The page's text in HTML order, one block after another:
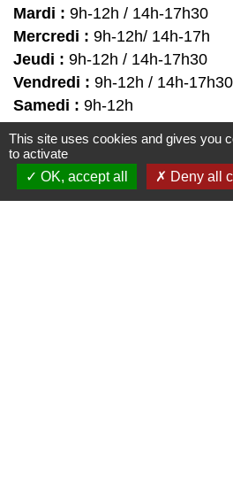
Mardi : 9h-12h / 14h-17h30
Mercredi : 9h-12h/ 14h-17h
Jeudi : 9h-12h / 14h-17h30
Vendredi : 9h-12h / 14h-17h30
Samedi : 9h-12h
Liens
↪️ CAF
This site uses cookies and gives you
to activate
OK, accept all
Deny all